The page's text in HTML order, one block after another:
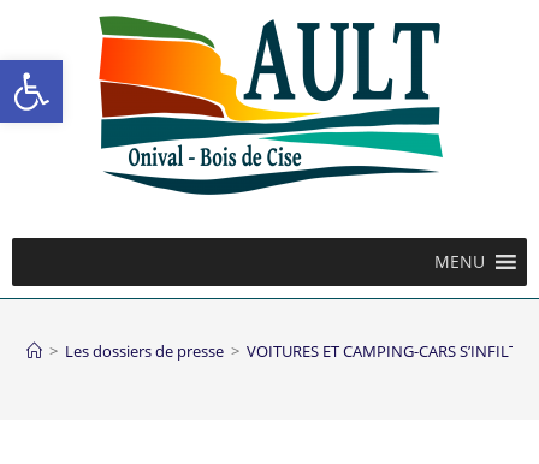
Ouvrir la barre d’outils
MENU
> Les dossiers de presse > VOITURES ET CAMPING-CARS